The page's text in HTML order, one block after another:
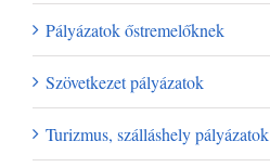
Pályázatok őstremelőknek
Szövetkezet pályázatok
Turizmus, szálláshely pályázatok